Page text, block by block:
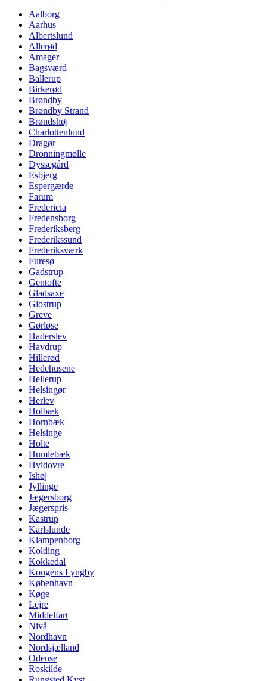
Aalborg
Aarhus
Albertslund
Allerød
Amager
Bagsværd
Ballerup
Birkerød
Brøndby
Brøndby Strand
Brøndshøj
Charlottenlund
Dragør
Dronningmølle
Dyssegård
Esbjerg
Espergærde
Farum
Fredericia
Fredensborg
Frederiksberg
Frederikssund
Frederiksværk
Furesø
Gadstrup
Gentofte
Gladsaxe
Glostrup
Greve
Gørløse
Haderslev
Havdrup
Hillerød
Hedehusene
Hellerup
Helsingør
Herlev
Holbæk
Hornbæk
Helsinge
Holte
Humlebæk
Hvidovre
Ishøj
Jyllinge
Jægersborg
Jægerspris
Kastrup
Karlslunde
Klampenborg
Kolding
Kokkedal
Kongens Lyngby
København
Køge
Lejre
Middelfart
Nivå
Nordhavn
Nordsjælland
Odense
Roskilde